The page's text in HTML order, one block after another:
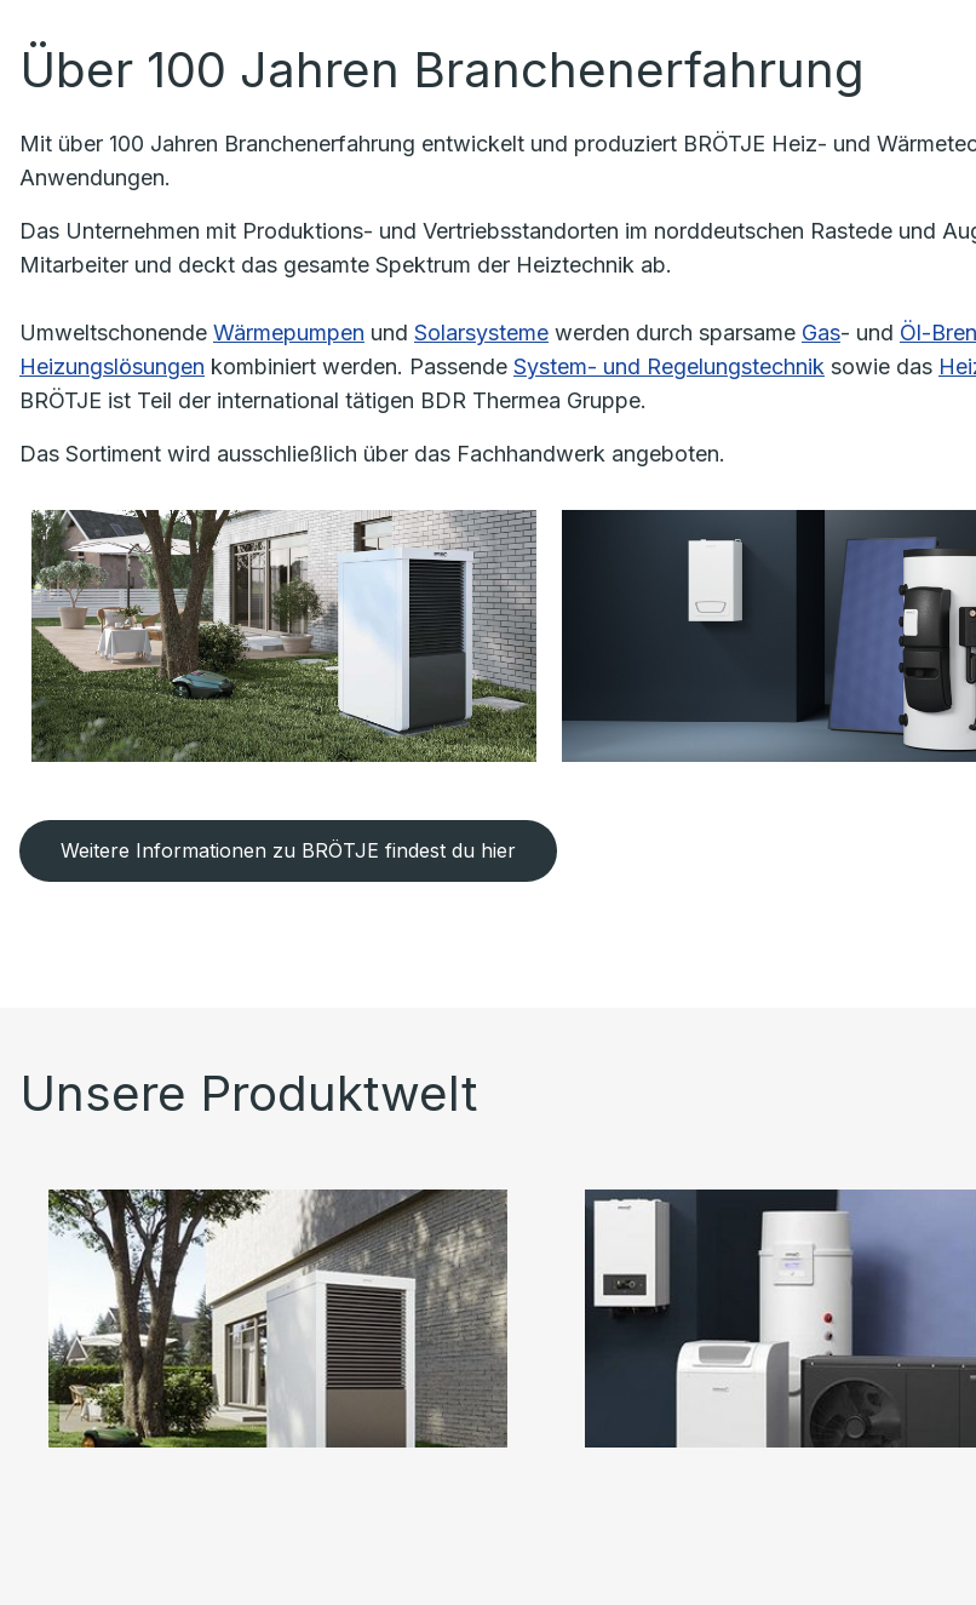
Über 100 Jahren Branchenerfahrung
Mit über 100 Jahren Branchenerfahrung entwickelt und produziert BRÖTJE Heiz- und
Anwendungen.
Das Unternehmen mit Produktions- und Vertriebsstandorten im norddeutschen Rastede und
Mitarbeiter und deckt das gesamte Spektrum der Heiztechnik ab.
Umweltschonende Wärmepumpen und Solarsysteme werden durch sparsame Gas- und Öl-
Heizungslösungen kombiniert werden. Passende System- und Regelungstechnik sowie das
BRÖTJE ist Teil der international tätigen BDR Thermea Gruppe.
Das Sortiment wird ausschließlich über das Fachhandwerk angeboten.
Weitere Informationen zu BRÖTJE findest du hier
Unsere Produktwelt